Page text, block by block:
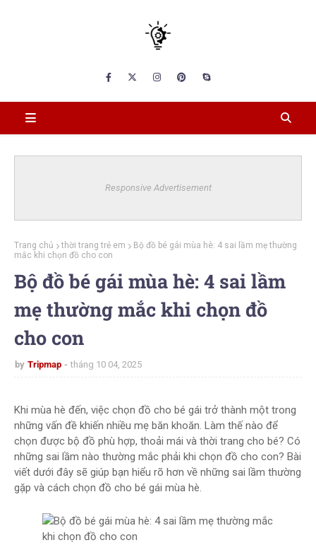
Responsive Advertisement
Trang chủ thời trang trẻ em
Bộ đồ bé gái mùa hè: 4 sai lầm mẹ thường
mắc khi chọn đồ cho con
Bộ đồ bé gái mùa hè: 4 sai lầm
mẹ thường mắc khi chọn đồ
cho con
by Tripmap tháng 10 04, 2025
Khi mùa hè đến, việc chọn đồ cho bé gái trở thành một trong
những vấn đề khiến nhiều mẹ băn khoăn. Làm thế nào để
chọn được bộ đồ phù hợp, thoải mái và thời trang cho bé? Có
những sai lầm nào thường mắc phải khi chọn đồ cho con? Bài
viết dưới đây sẽ giúp bạn hiểu rõ hơn về những sai lầm thường
gặp và cách chọn đồ cho bé gái mùa hè.